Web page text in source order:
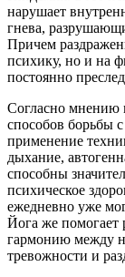
нарушает
гнева,
Причем
психику, но и на
постоянно
Согласно мнению
способов борьбы
применение
дыхание,
способны
психическое
ежедневно уже
Йога же помогает
гармонию между
тревожности и